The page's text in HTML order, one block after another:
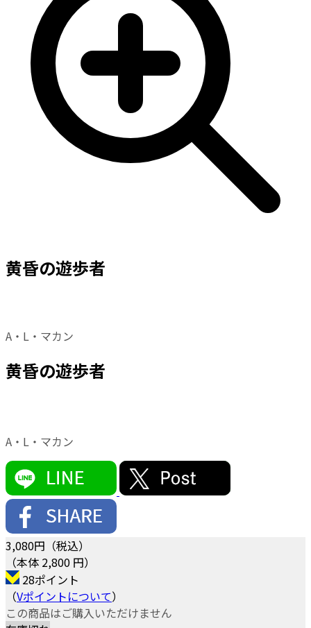
黄昏の遊歩者
A・L・マカン
黄昏の遊歩者
A・L・マカン
3,080円（税込）
（本体 2,800 円）
28ポイント
（Vポイントについて）
この商品はご購入いただけません